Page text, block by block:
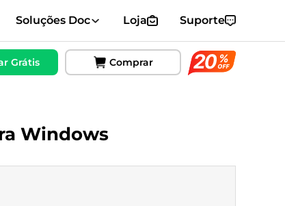
Soluções Doc Loja Suporte
Grátis Comprar
Windows